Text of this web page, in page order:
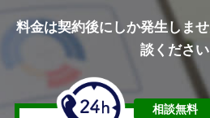
料金は契約後にしか発生しま
談ください
相談無料